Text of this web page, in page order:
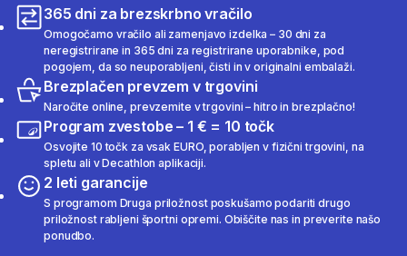
365 dni za brezskrbno vračilo
Omogočamo vračilo ali zamenjavo izdelka – 30 dni za
neregistrirane in 365 dni za registrirane uporabnike, pod
pogojem, da so neuporabljeni, čisti in v originalni embalaži.
Brezplačen prevzem v trgovini
Naročite online, prevzemite v trgovini – hitro in brezplačno!
Program zvestobe – 1 € = 10 točk
Osvojite 10 točk za vsak EURO, porabljen v fizični trgovini, na
spletu ali v Decathlon aplikaciji.
2 leti garancije
S programom Druga priložnost poskušamo podariti drugo
priložnost rabljeni športni opremi. Obiščite nas in preverite našo
ponudbo.